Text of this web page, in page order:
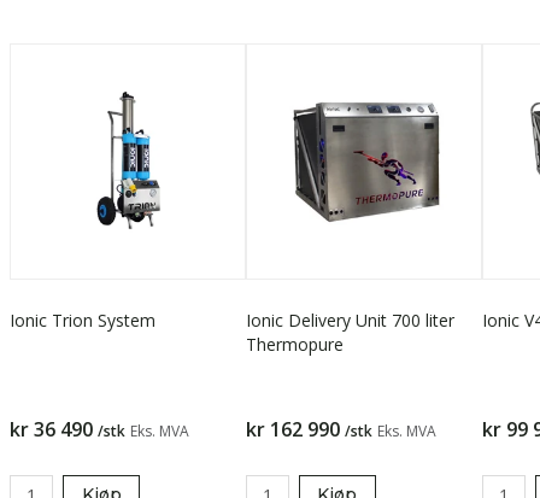
Ionic Trion System
kr 36 490 /stk Eks. MVA
Ionic Delivery Unit 700 liter
Thermopure
kr 162 990 /stk Eks. MVA
Ionic
kr 99